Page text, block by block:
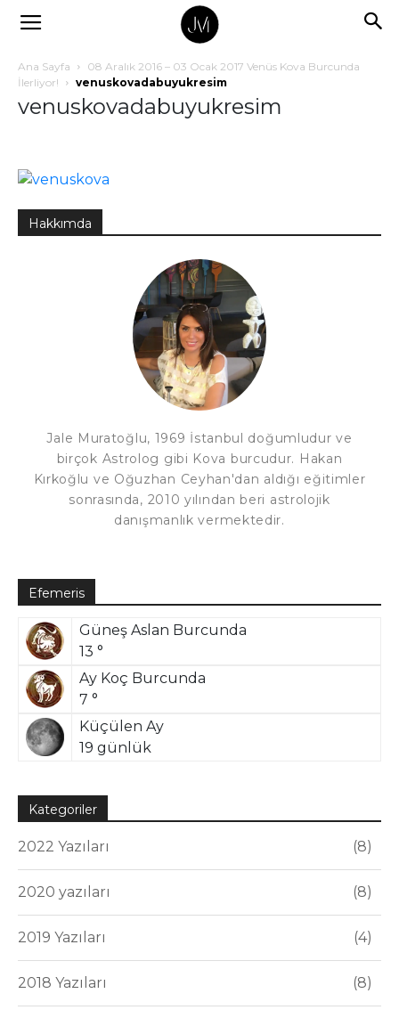
Ana Sayfa
08 Aralık 2016 – 03 Ocak 2017 Venüs Kova Burcunda
İlerliyor!
venuskovadabuyukresim
venuskovadabuyukresim
Hakkımda
Jale Muratoğlu, 1969 İstanbul doğumludur ve
birçok Astrolog gibi Kova burcudur. Hakan
Kırkoğlu ve Oğuzhan Ceyhan'dan aldığı eğitimler
sonrasında, 2010 yılından beri astrolojik
danışmanlık vermektedir.
Efemeris
Güneş Aslan Burcunda
13 °
Ay Koç Burcunda
7 °
Küçülen Ay
19 günlük
Kategoriler
2022 Yazıları 8
2020 yazıları 8
2019 Yazıları 4
2018 Yazıları 8